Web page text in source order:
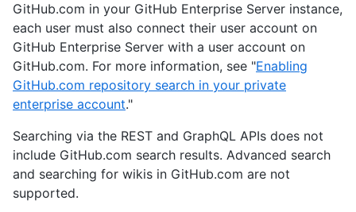
GitHub.com in your GitHub Enterprise Server instance,
each user must also connect their user account on
GitHub Enterprise Server with a user account on
GitHub.com. For more information, see "Enabling
GitHub.com repository search in your private
enterprise account."
Searching via the REST and GraphQL APIs does not
include GitHub.com search results. Advanced search
and searching for wikis in GitHub.com are not
supported.